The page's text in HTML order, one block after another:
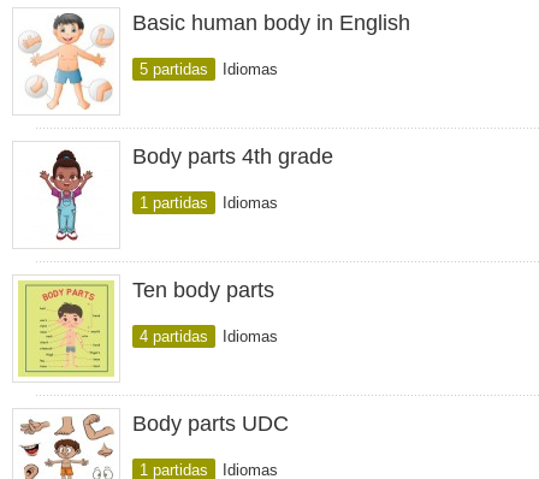
Basic human body in English
5 partidas Idiomas
Body parts 4th grade
1 partidas Idiomas
Ten body parts
4 partidas Idiomas
Body parts UDC
1 partidas Idiomas